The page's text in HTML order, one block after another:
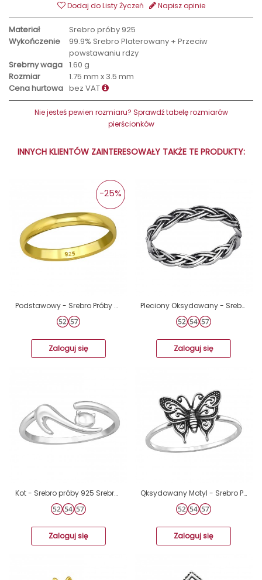
Dodaj do Listy Życzeń Napisz opinie
Materiał
Srebro próby 925
Wykończenie
99.9% Srebro Platerowany + Przeciw
powstawaniu rdzy
Srebrny waga 1.60 g
Rozmiar
1.75 mm x 3.5 mm
Cena hurtowa bez VAT
Nie jesteś pewien rozmiaru? Sprawdź tabelę rozmiarów
pierścionków
INNYCH KLIENTÓW ZAINTERESOWAŁY TAKŻE TE PRODUKTY:
Podstawowy - Srebro Próby 925 Srebrne Pierścionki A4S38944
-25%
Zaloguj się
Pleciony Oksydowany - Srebro Próby 925 Srebrne Pierścionki A4S48218
Zaloguj się
Kot - Srebro próby 925 Srebrne pierścionki A4S47673
Zaloguj się
Oฺksydowany Motyl - Srebro Próby 925 Srebrne Pierścionki A4S46871
Zaloguj się